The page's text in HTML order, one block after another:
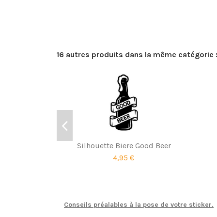
16 autres produits dans la même catégorie
Silhouette Biere Good Beer
4,95 €
Conseils préalables à la pose de votre sticker.